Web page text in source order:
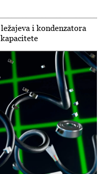
i kondenzatora